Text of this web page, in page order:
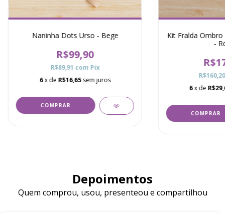
Naninha Dots Urso - Bege
R$99,90
R$89,91 com Pix
6x de R$16,65 sem juros
Kit Fralda
-
6x de
Depoimentos
Quem comprou, usou, presenteou e compartilhou